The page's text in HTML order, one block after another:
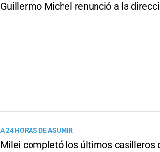
Guillermo Michel renunció a la
A 24 HORAS DE ASUMIR
Milei completó los últimos casilleros